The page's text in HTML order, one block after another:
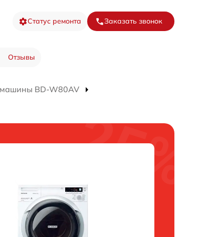
Статус ремонта Заказать звонок
Отзывы
BD-W80AV